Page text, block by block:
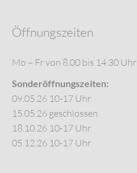
Öffnungszeiten
Mo – Fr von 8.00 bis 14.30 Uhr
Sonderöffnungszeiten:
09.05.26 10-17 Uhr
15.05.26 geschlossen
18.10.26 10-17 Uhr
05.12.26 10-17 Uhr